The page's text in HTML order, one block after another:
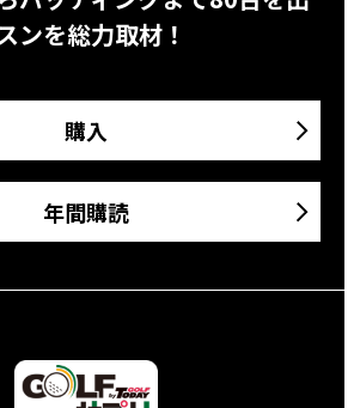
ンを総力取材！
購入
年間購読